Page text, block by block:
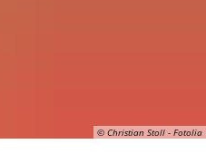
© Christian Stoll - Fotolia